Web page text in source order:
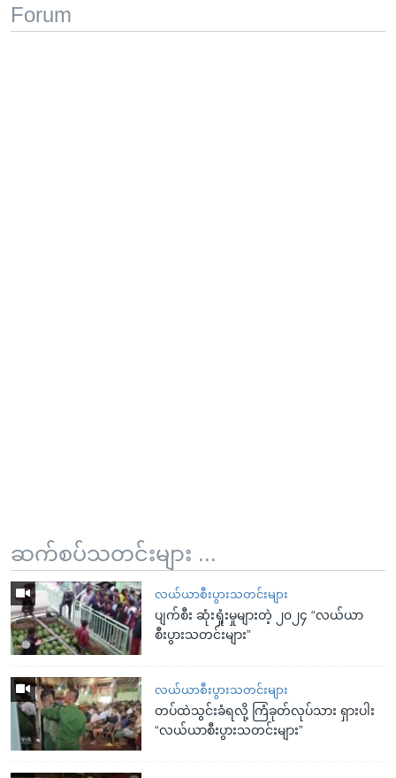
Forum
ဆက်စပ်သတင်းများ ...
လယ်ယာစီးပွားသတင်းများ
ပျက်စီး ဆုံးရှုံးမှုများတဲ့ ၂၀၂၄ “လယ်ယာ
စီးပွားသတင်းများ”
လယ်ယာစီးပွားသတင်းများ
တပ်ထဲသွင်းခံရလို့ ကြံခုတ်လုပ်သား ရှားပါး
“လယ်ယာစီးပွားသတင်းများ”